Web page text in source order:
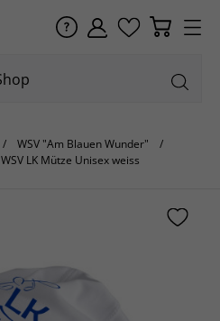
WSV "Am Blauen Wunder"
WSV LK Mütze Unisex weiss